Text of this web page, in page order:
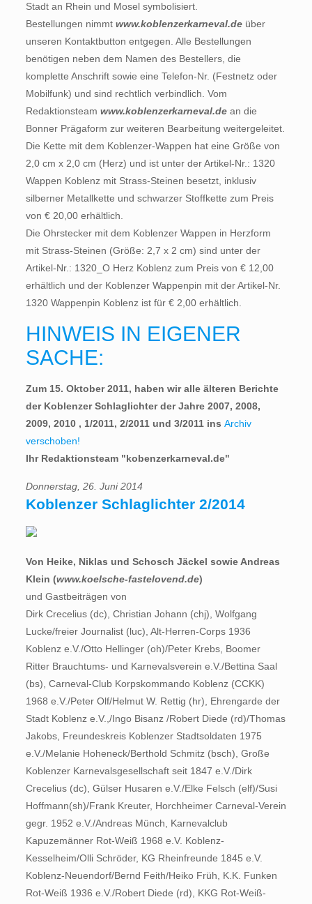
Stadt an Rhein und Mosel symbolisiert.
Bestellungen nimmt www.koblenzerkarneval.deüber
unseren Kontaktbutton entgegen. Alle Bestellungen
benötigen neben dem Namen des Bestellers, die
komplette Anschrift sowie eine Telefon-Nr. (Festnetz oder
Mobilfunk) und sind rechtlich verbindlich. Vom
Redaktionsteam www.koblenzerkarneval.dean die
Bonner Prägaform zur weiteren Bearbeitung weitergeleitet.
Die Kette mit dem Koblenzer-Wappen hat eine Größe von
2,0 cm x 2,0 cm (Herz) und ist unter der Artikel-Nr.: 1320
Wappen Koblenz mit Strass-Steinen besetzt, inklusiv
silberner Metallkette und schwarzer Stoffkette zum Preis
von € 20,00 erhältlich.
Die Ohrstecker mit dem Koblenzer Wappen in Herzform
mit Strass-Steinen (Größe: 2,7 x 2 cm) sind unter der
Artikel-Nr.: 1320_O Herz Koblenz zum Preis von € 12,00
erhältlich und der Koblenzer Wappenpin mit der Artikel-Nr.
1320 Wappenpin Koblenz ist für € 2,00 erhältlich.
HINWEIS IN EIGENER
SACHE:
Zum 15. Oktober 2011, haben wir alle älteren Berichte
der Koblenzer Schlaglichter der Jahre 2007, 2008,
2009, 2010 , 1/2011, 2/2011 und 3/2011 ins Archiv
verschoben!
Ihr Redaktionsteam "kobenzerkarneval.de"
Donnerstag, 26. Juni 2014
Koblenzer Schlaglichter 2/2014
Von Heike, Niklas und Schosch Jäckel sowie Andreas
Klein (www.koelsche-fastelovend.de)
und Gastbeiträgen von
Dirk Crecelius (dc), Christian Johann (chj), Wolfgang
Lucke/freier Journalist (luc), Alt-Herren-Corps 1936
Koblenz e.V./Otto Hellinger (oh)/Peter Krebs, Boomer
Ritter Brauchtums- und Karnevalsverein e.V./Bettina Saal
(bs), Carneval-Club Korpskommando Koblenz (CCKK)
1968 e.V./Peter Olf/Helmut W. Rettig (hr), Ehrengarde der
Stadt Koblenz e.V.,/Ingo Bisanz /Robert Diede (rd)/Thomas
Jakobs, Freundeskreis Koblenzer Stadtsoldaten 1975
e.V./Melanie Hoheneck/Berthold Schmitz (bsch), Große
Koblenzer Karnevalsgesellschaft seit 1847 e.V./Dirk
Crecelius (dc), Gülser Husaren e.V./Elke Felsch (elf)/Susi
Hoffmann(sh)/Frank Kreuter, Horchheimer Carneval-Verein
gegr. 1952 e.V./Andreas Münch, Karnevalclub
Kapuzemänner Rot-Weiß 1968 e.V. Koblenz-
Kesselheim/Olli Schröder, KG Rheinfreunde 1845 e.V.
Koblenz-Neuendorf/Bernd Feith/Heiko Früh, K.K. Funken
Rot-Weiß 1936 e.V./Robert Diede (rd), KKG Rot-Weiß-